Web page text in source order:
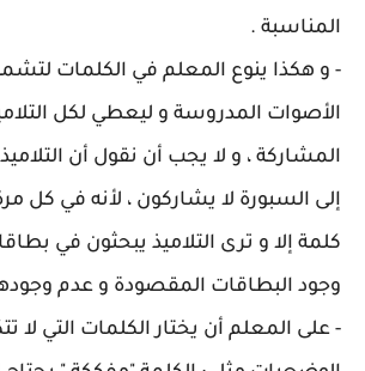
المناسبة .
- و هكذا ينوع المعلم في الكلمات
الأصوات المدروسة و ليعطي لكل
المشاركة ، و لا يجب أن نقول أن
إلى السبورة لا يشاركون ، لأنه في كل
كلمة إلا و ترى التلاميذ يبحثون في
وجود البطاقات المقصودة و عدم
- على المعلم أن يختار الكلمات التي لا